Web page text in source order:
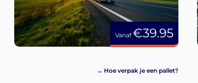
Vanaf€39.95
→ Hoe verpak je een pallet?